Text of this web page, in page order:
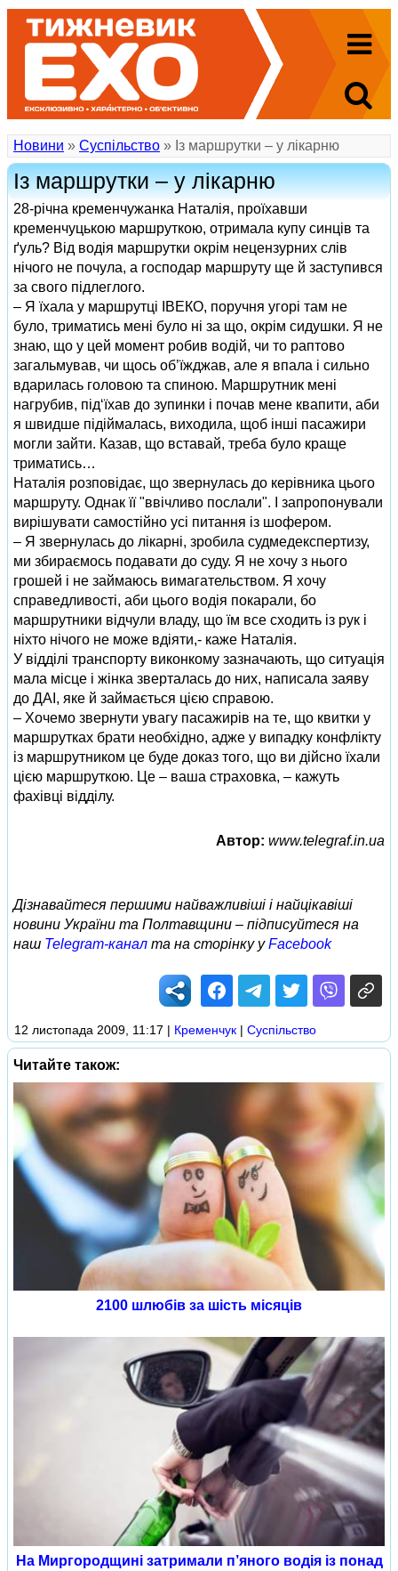
Новини » Суспільство » Із маршрутки – у лікарню
Із маршрутки – у лікарню
28-річна кременчужанка Наталія, проїхавши
кременчуцькою маршруткою, отримала купу синців та
ґуль? Від водія маршрутки окрім нецензурних слів
нічого не почула, а господар маршруту ще й заступився
за свого підлеглого.
– Я їхала у маршрутці ІВЕКО, поручня угорі там не
було, триматись мені було ні за що, окрім сидушки. Я не
знаю, що у цей момент робив водій, чи то раптово
загальмував, чи щось об’їжджав, але я впала і сильно
вдарилась головою та спиною. Маршрутник мені
нагрубив, під‘їхав до зупинки і почав мене квапити, аби
я швидше підіймалась, виходила, щоб інші пасажири
могли зайти. Казав, що вставай, треба було краще
триматись…
Наталія розповідає, що звернулась до керівника цього
маршруту. Однак її "ввічливо послали". І запропонували
вирішувати самостійно усі питання із шофером.
– Я звернулась до лікарні, зробила судмедекспертизу,
ми збираємось подавати до суду. Я не хочу з нього
грошей і не займаюсь вимагательством. Я хочу
справедливості, аби цього водія покарали, бо
маршрутники відчули владу, що їм все сходить із рук і
ніхто нічого не може вдіяти,- каже Наталія.
У відділі транспорту виконкому зазначають, що ситуація
мала місце і жінка зверталась до них, написала заяву
до ДАІ, яке й займається цією справою.
– Хочемо звернути увагу пасажирів на те, що квитки у
маршрутках брати необхідно, адже у випадку конфлікту
із маршрутником це буде доказ того, що ви дійсно їхали
цією маршруткою. Це – ваша страховка, – кажуть
фахівці відділу.
Автор: www.telegraf.in.ua
Дізнавайтеся першими найважливіші і найцікавіші
новини України та Полтавщини – підписуйтеся на
наш Telegram-канал та на сторінку уFacebook
12 листопада 2009, 11:17 | Кременчук | Суспільство
Читайте також:
2100 шлюбів за шість місяців
На Миргородщині затримали п’яного водія із понад